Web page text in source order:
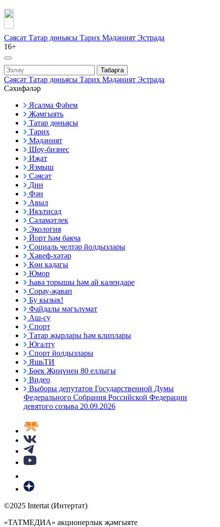
Сәясәт Татар дөньясы Тарих Мәдәният Эстрада
16+
Табарга
Сәясәт Татар дөньясы Тарих Мәдәният Эстрада
Сәхифәләр
Ясалма Фәһем
Җәмгыять
Татар дөньясы
Тарих
Мәдәният
Шоу-бизнес
Иҗат
Язмыш
Сәясәт
Дин
Фән
Авыл
Икътисад
Сәламәтлек
Экология
Йорт һәм бакча
Социаль челтәр йолдызлары
Хәвеф-хәтәр
Көн кадагы
Юмор
Һава торышы һәм ай календаре
Сорау-җавап
Бу кызык!
Файдалы мәгълүмат
Аш-су
Спорт
Татар җырлары һәм клиплары
Югалту
Спорт йолдызлары
ЯшьТИ
Бөек Җиңүнең 80 еллыгы
Видео
Выборы депутатов Государственной Думы
Федерального Собрания Российской Федерации
девятого созыва 20.09.2026
©2025 Intertat (Интертат)
«ТАТМЕДИА» акционерлык җәмгыяте